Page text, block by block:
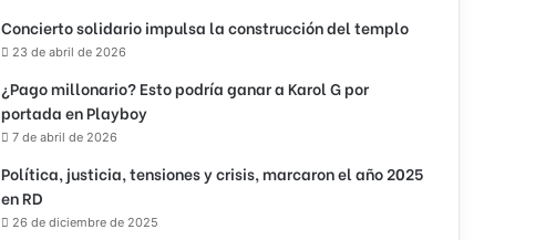
Concierto solidario impulsa la construcción del templo
23 de abril de 2026
¿Pago millonario? Esto podría ganar a Karol G por
portada en Playboy
7 de abril de 2026
Política, justicia, tensiones y crisis, marcaron el año 2025
en RD
26 de diciembre de 2025